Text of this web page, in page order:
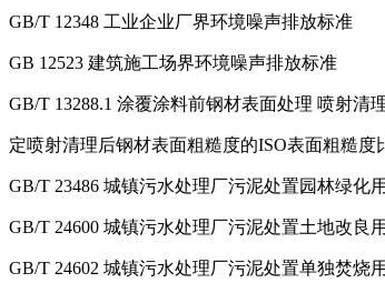
GB/T 12348 工业企业厂界环境噪声排放标准
GB 12523 建筑施工场界环境噪声排放标准
GB/T 13288.1 涂覆涂料前钢材表面处理 喷射
定喷射清理后钢材表面粗糙度的ISO表面粗糙
GB/T 23486 城镇污水处理厂污泥处置园林绿化
GB/T 24600 城镇污水处理厂污泥处置土地改良
GB/T 24602 城镇污水处理厂污泥处置单独焚烧